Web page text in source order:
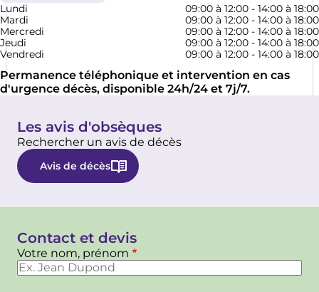
Lundi
09:00 à 12:00 - 14:00 à 18:00
Mardi
09:00 à 12:00 - 14:00 à 18:00
Mercredi
09:00 à 12:00 - 14:00 à 18:00
Jeudi
09:00 à 12:00 - 14:00 à 18:00
Vendredi
09:00 à 12:00 - 14:00 à 18:00
Permanence téléphonique et intervention en cas
d'urgence décès, disponible 24h/24 et 7j/7.
Les avis d'obsèques
Rechercher un avis de décès
Avis de décès
Contact et devis
Votre nom, prénom